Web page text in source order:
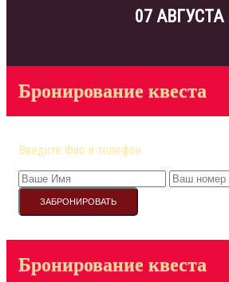
07 АВГУСТА
Бронирование квеста
Введите Фио и телефон
ЗАБРОНИРОВАТЬ
Бронирование квеста